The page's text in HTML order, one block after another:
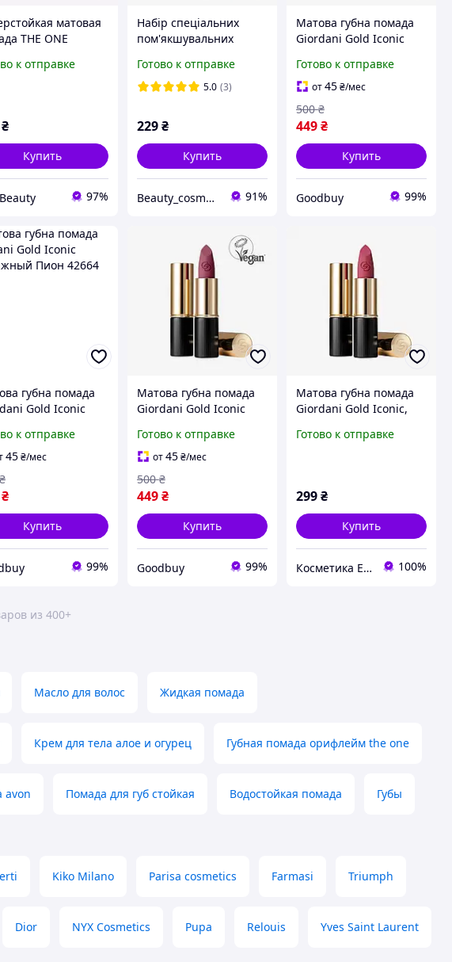
матовая
THE ONE
Ultra Fix
к отправке
₴
Купить
97%
Набір спеціальних
пом'якшувальних
Готово к отправке
5.0 (3)
229 ₴
Купить
Beauty_cosmo.ua 91%
Матова губна помада
Giordani Gold Iconic
42661
Готово к отправке
от45₴/мес
449₴
500 ₴
Купить
Goodbuy 99%
губна помада
Gold Iconic
к отправке
45₴/мес
₴
₴
Купить
99%
Матова губна помада
Giordani Gold Iconic
42665
Готово к отправке
от45 ₴/мес
449 ₴
500 ₴
Купить
Goodbuy 99%
Матова губна помада
Giordani Gold Iconic,
Готово к отправке
299₴
Купить
Косметика Ейвон та Оріфлейм 100%
из 400+
Масло для волос Жидкая помада
Крем для тела алое и огурец Губная помада орифлейм the one
avon Помада для губ стойкая Водостойкая помада Губы
Kiko Milano Parisa cosmetics Farmasi Triumph
Dior NYX Cosmetics Pupa Relouis Yves Saint Laurent